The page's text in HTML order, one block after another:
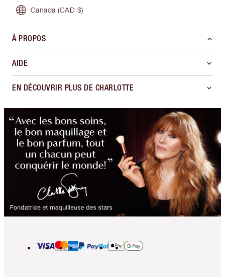
Canada (CAD $)
À PROPOS
AIDE
EN DÉCOUVRIR PLUS DE CHARLOTTE